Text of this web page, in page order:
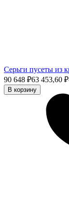
Серьги пусеты из
90 648 ₽63 453,60 ₽
В корзину